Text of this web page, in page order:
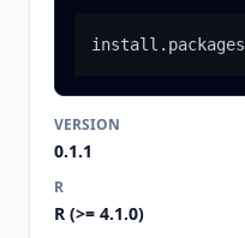
install.packages
VERSION
0.1.1
R
R (>= 4.1.0)